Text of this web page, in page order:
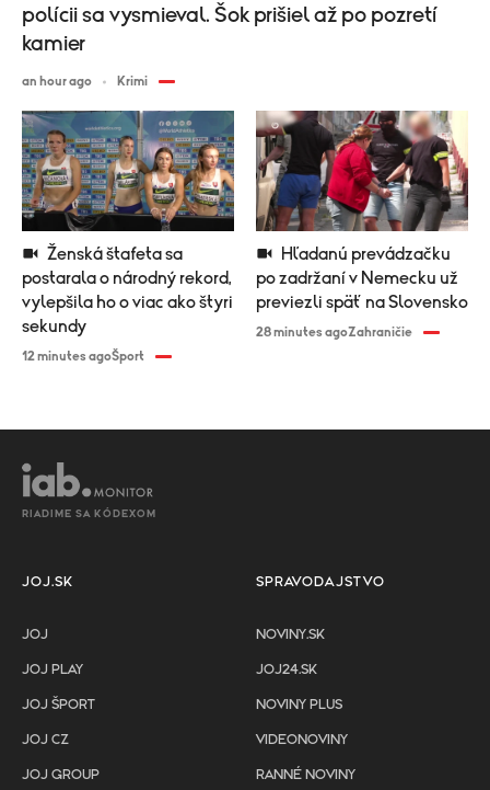
postarala o národný rekord,
vylepšila ho o viac ako štyri
sekundy
12 minutes agoŠport
po zadržaní v Nemecku už
previezli späť na Slovensko
28 minutes agoZahraničie
polícii sa vysmieval. Šok prišiel až po pozretí
kamier
an hour ago Krimi
RIADIME SA KÓDEXOM
JOJ.SK
JOJ
JOJ PLAY
JOJ ŠPORT
JOJ CZ
JOJ GROUP
SPRAVODAJSTVO
NOVINY.SK
JOJ24.SK
NOVINY PLUS
VIDEONOVINY
RANNÉ NOVINY